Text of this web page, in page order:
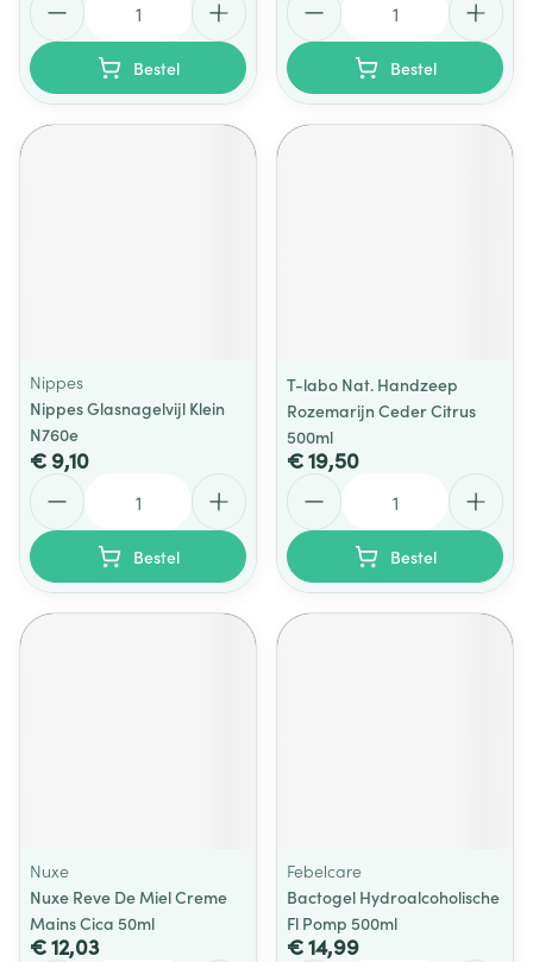
Bestel Bestel
Nippes
Nippes Glasnagelvijl Klein
N760e
€ 9,10
Bestel
T-labo Nat. Handzeep
Rozemarijn Ceder Citrus
500ml
€ 19,50
Bestel
Nuxe
Nuxe Reve De Miel Creme
Mains Cica 50ml
€ 12,03
Febelcare
Bactogel Hydroalcoholische
Fl Pomp 500ml
€ 14,99